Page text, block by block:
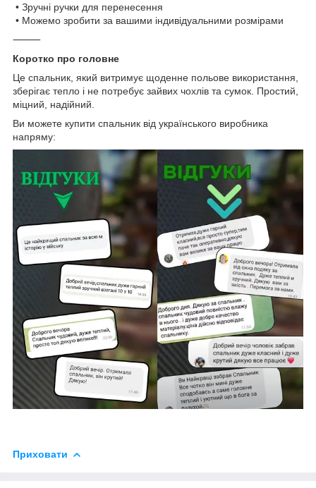
• Зручні ручки для перенесення
• Можемо зробити за вашими індивідуальними розмірами
⸻
Коротко про головне
Це спальник, який витримує щоденне польове використання,
зберігає тепло і не потребує зайвих чохлів та сумок. Простий,
міцний, надійний.
Ви можете купити спальник від українського виробника
напряму:
Приховати